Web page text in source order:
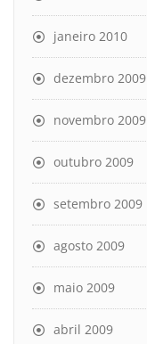
janeiro 2010
dezembro 2009
novembro 2009
outubro 2009
setembro 2009
agosto 2009
maio 2009
abril 2009